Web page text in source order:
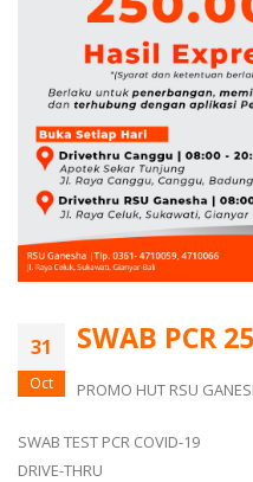
31
Oct
SWAB PCR
PROMO HUT RSU
SWAB TEST PCR COVID-19
DRIVE-THRU